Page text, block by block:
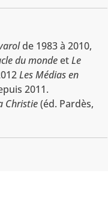
de 1983 à 2010,
du monde etLe
Les Médias en
2011.
Christie(éd. Pardès,